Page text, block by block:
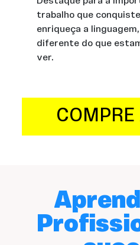
trabalho que
enriqueça a
diferente do que
ver.
COMPRE